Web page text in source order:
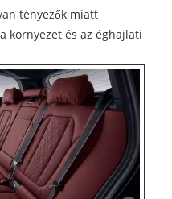
tényezők miatt
környezet és az éghajlati